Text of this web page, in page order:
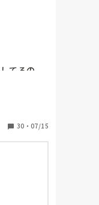
てるの
、爪を切
申し出て
30 ・ 07/15